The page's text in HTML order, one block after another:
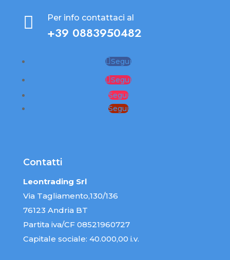
 Per info contattaci al
+39 0883950482
Segui
Segui
Segui
Segui
Contatti
Leontrading Srl
Via Tagliamento,130/136
76123 Andria BT
Partita iva/CF 08521960727
Capitale sociale: 40.000,00 i.v.